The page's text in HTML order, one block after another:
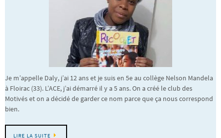
Je m’appelle Daly, j’ai 12 ans et je suis en 5e au collège Nelson Mandela
à Floirac (33). L’ACE, j’ai démarré il y a 5 ans. On a créé le club des
Motivés et on a décidé de garder ce nom parce que ça nous correspond
bien.
LIRE LA SUITE